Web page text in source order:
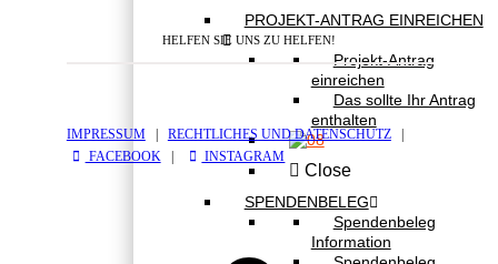
PROJEKT-ANTRAG EINREICHEN
Projekt-Antrag
einreichen
Das sollte Ihr Antrag
enthalten
Close
SPENDENBELEG
Spendenbeleg
Information
HELFEN SIE UNS ZU HELFEN!
IMPRESSUM| RECHTLICHES UND DATENSCHUTZ|
FACEBOOK | INSTAGRAM